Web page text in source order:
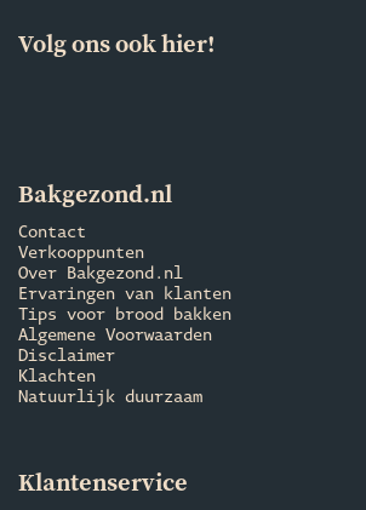
Volg ons ook hier!
Bakgezond.nl
Contact
Verkooppunten
Over Bakgezond.nl
Ervaringen van klanten
Tips voor brood bakken
Algemene Voorwaarden
Disclaimer
Klachten
Natuurlijk duurzaam
Klantenservice